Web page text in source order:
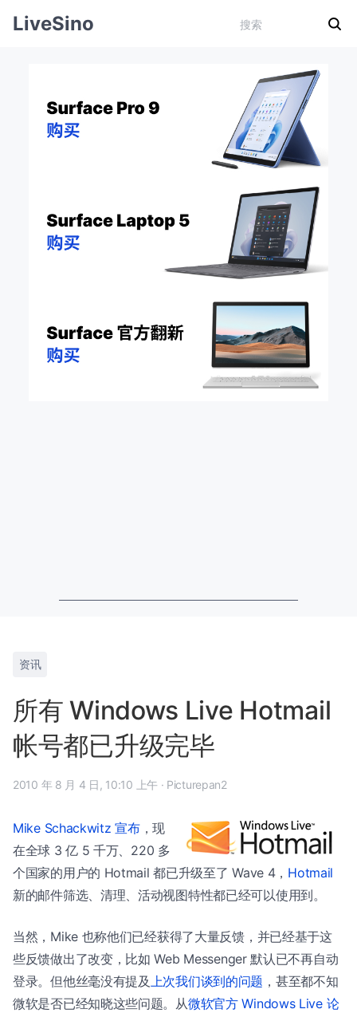
LiveSino
资讯
所有 Windows Live Hotmail
帐号都已升级完毕
2010 年 8 月 4 日, 10:10 上午 · Picturepan2
Mike Schackwitz 宣布，现
在全球 3 亿 5 千万、220 多
个国家的用户的 Hotmail 都已升级至了 Wave 4， Hotmail
新的邮件筛选、清理、活动视图特性都已经可以使用到。
当然，Mike 也称他们已经获得了大量反馈，并已经基于这
些反馈做出了改变，比如 Web Messenger 默认已不再自动
登录。但他丝毫没有提及上次我们谈到的问题 ，甚至都不知
微软是否已经知晓这些问题。从微软官方 Windows Live 论